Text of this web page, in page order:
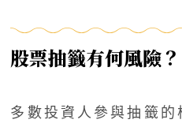
股票抽籤有何風險？
多數投資人參與抽籤